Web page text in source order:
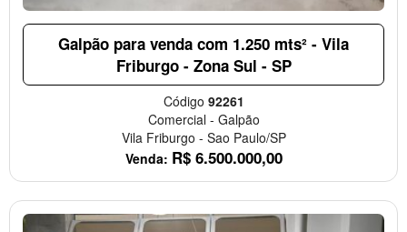
Galpão para venda com 1.250 mts² - Vila
Friburgo - Zona Sul - SP
Código 92261
Comercial - Galpão
Vila Friburgo - Sao Paulo/SP
Venda: R$ 6.500.000,00